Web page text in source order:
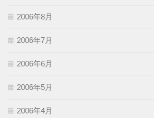
2006年8月
2006年7月
2006年6月
2006年5月
2006年4月